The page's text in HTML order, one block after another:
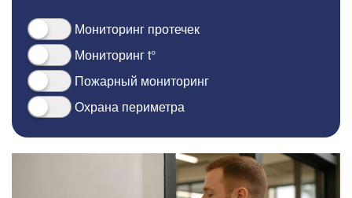
Мониторинг протечек
Мониторинг t°
Пожарный мониторинг
Охрана периметра